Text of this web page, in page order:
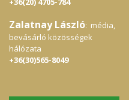
Zalatnay László: média,
bevásárló közösségek
hálózata
+36(30)565-8049